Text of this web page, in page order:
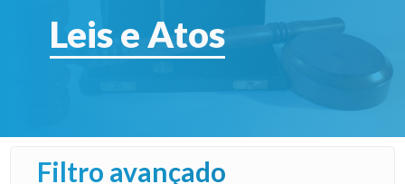
Leis e Atos
Filtro avançado